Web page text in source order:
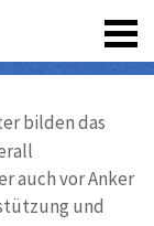
bilden das
auch vor Anker
und